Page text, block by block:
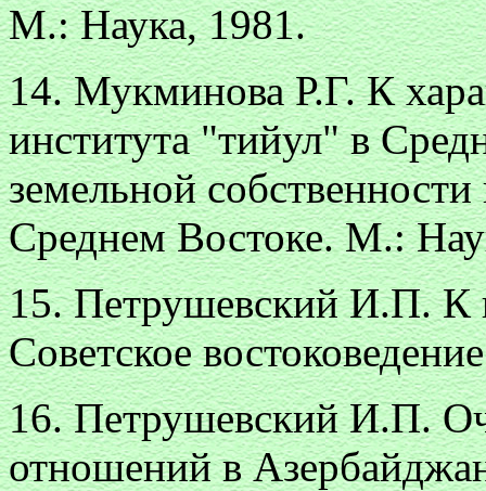
М.: Наука, 1981.
14. Мукминова Р.Г. К
института "тийул" в
земельной
Среднем Востоке. М.:
15. Петрушевский И.П. К
Советское
16. Петрушевский И.П.
отношений в